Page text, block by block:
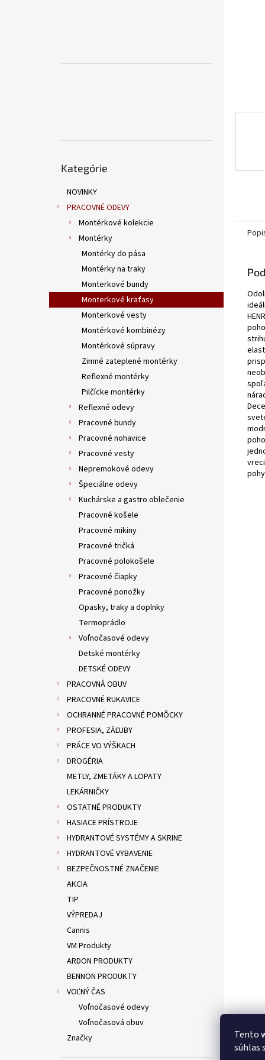
Tento
súhlas
kategórie
Kategórie
NOVINKY
PRACOVNÉ ODEVY
Montérkové kolekcie
Montérky
Montérky do pása
Montérky na traky
Monterkové bundy
Monterkové kraťasy
Monterkové vesty
Montérkové kombinézy
Montérkové súpravy
Zimné zateplené montérky
Reflexné montérky
Pilčícke montérky
Reflexné odevy
Pracovné bundy
Pracovné nohavice
Pracovné vesty
Nepremokové odevy
Špeciálne odevy
Kuchárske a gastro oblečenie
Pracovné košele
Pracovné mikiny
Pracovné tričká
Pracovné polokošele
Pracovné čiapky
Pracovné ponožky
Opasky, traky a doplnky
Termoprádlo
Voľnočasové odevy
Detské montérky
DETSKÉ ODEVY
PRACOVNÁ OBUV
PRACOVNÉ RUKAVICE
OCHRANNÉ PRACOVNÉ POMÔCKY
PROFESIA, ZÁĽUBY
PRÁCE VO VÝŠKACH
DROGÉRIA
METLY, ZMETÁKY A LOPATY
LEKÁRNIČKY
OSTATNÉ PRODUKTY
HASIACE PRÍSTROJE
HYDRANTOVÉ SYSTÉMY A SKRINE
HYDRANTOVÉ VYBAVENIE
BEZPEČNOSTNÉ ZNAČENIE
AKCIA
TIP
VÝPREDAJ
Cannis
VM Produkty
ARDON PRODUKTY
BENNON PRODUKTY
VOĽNÝ ČAS
Voľnočasové odevy
Voľnočasová obuv
Značky